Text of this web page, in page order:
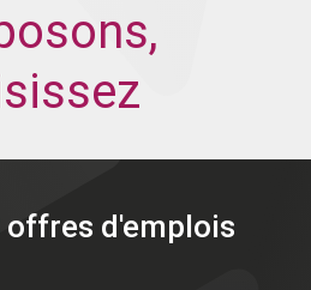
offres d'emplois